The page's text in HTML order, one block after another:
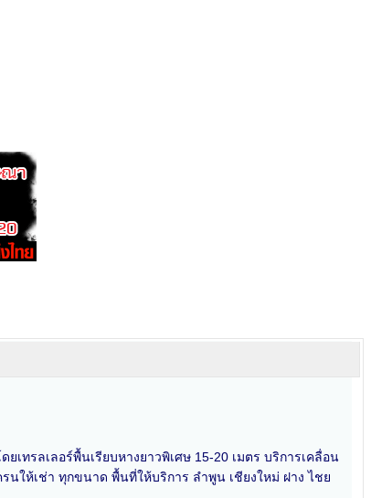
เทรลเลอร์พื้นเรียบหางยาวพิเศษ 15-20 เมตร บริการเคลื่อน
ให้เช่า ทุกขนาด พื้นที่ให้บริการ ลำพูน เชียงใหม่ ฝาง ไชย